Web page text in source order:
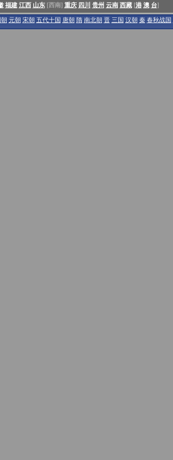
福建 江西 山东[西南] 重庆 四川 贵州 云南 西藏[港 澳 台]
元朝 宋朝 五代十国 唐朝 隋 南北朝 晋 三国 汉朝 秦 春秋战国